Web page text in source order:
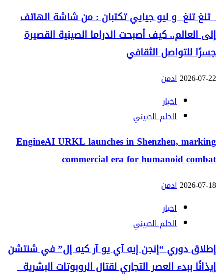
تنغ تنغ و ليو جيايي تكتبان : من شاشة الهاتف
إلى العالم.. كيف أصبحت الدراما الصينية القصيرة
جسرًا للتواصل الثقافي
2026-07-22ادمن
اخبار
الحلم الصيني
EngineAI URKL launches in Shenzhen, marking
commercial era for humanoid combat
2026-07-18ادمن
اخبار
الحلم الصيني
إطلاق دوري “إنجن إيه آي يو آر كيه إل” في شنتشن
إيذانًا ببدء العصر التجاري لقتال الروبوتات البشرية